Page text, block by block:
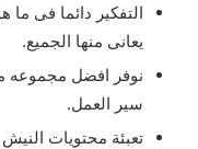
التفكير دائما فى ما
يعانى منها الجميع.
نوفر افضل مجموعه
سير العمل.
تعبئة محتويات النيش